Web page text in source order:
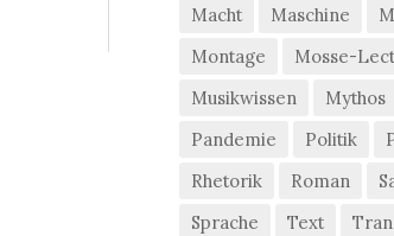
Macht
Maschine
Montage
Mosse-
Musikwissen
Mythos
Pandemie
Politik
Rhetorik
Roman
Sprache
Text